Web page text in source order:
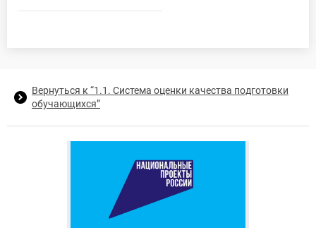
Вернуться к “1.1. Система оценки качества подготовки
обучающихся”